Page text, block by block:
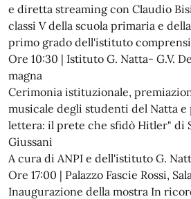
e diretta streaming con Claudio
classi V della scuola primaria e
primo grado dell'istituto
Ore 10:30 | Istituto G. Natta- G.V.
magna
Cerimonia istituzionale,
musicale degli studenti del Natta e
lettera: il prete che sfidò Hitler" di
Giussani
A cura di ANPI e dell'istituto G.
Ore 17:00 | Palazzo Fascie Rossi,
Inaugurazione della mostra In